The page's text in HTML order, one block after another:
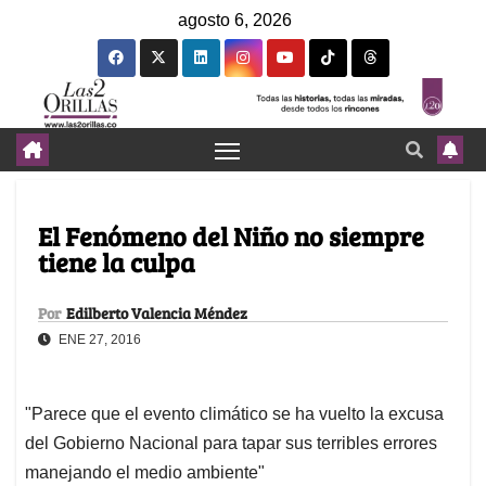
agosto 6, 2026
El Fenómeno del Niño no siempre
tiene la culpa
Por Edilberto Valencia Méndez
ENE 27, 2016
"Parece que el evento climático se ha vuelto la excusa
del Gobierno Nacional para tapar sus terribles errores
manejando el medio ambiente"